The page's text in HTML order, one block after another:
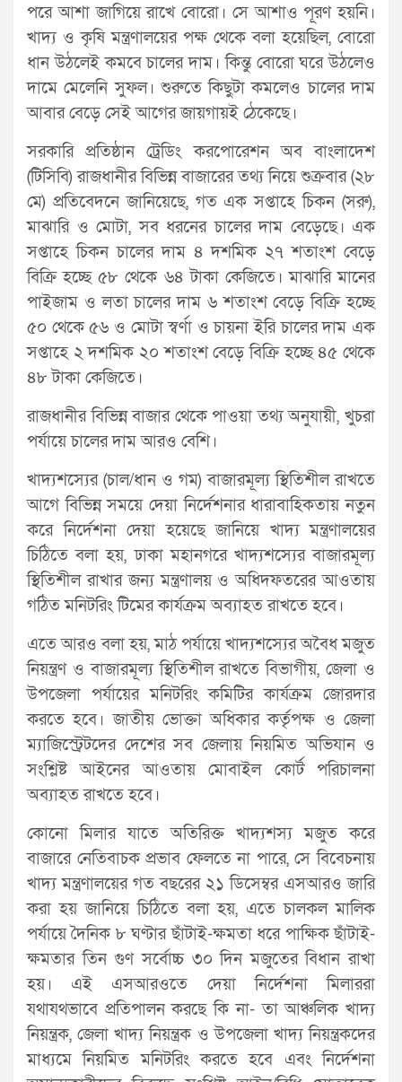
পরে আশা জাগিয়ে রাখে বোরো। সে আশাও পূরণ হয়নি।
খাদ্য ও কৃষি মন্ত্রণালয়ের পক্ষ থেকে বলা হয়েছিল, বোরো
ধান উঠলেই কমবে চালের দাম। কিন্তু বোরো ঘরে উঠলেও
দামে মেলেনি সুফল। শুরুতে কিছুটা কমলেও চালের দাম
আবার বেড়ে সেই আগের জায়গায়ই ঠেকেছে।
সরকারি প্রতিষ্ঠান ট্রেডিং করপোরেশন অব বাংলাদেশ
(টিসিবি) রাজধানীর বিভিন্ন বাজারের তথ্য নিয়ে শুক্রবার (২৮
মে) প্রতিবেদনে জানিয়েছে, গত এক সপ্তাহে চিকন (সরু),
মাঝারি ও মোটা, সব ধরনের চালের দাম বেড়েছে। এক
সপ্তাহে চিকন চালের দাম ৪ দশমিক ২৭ শতাংশ বেড়ে
বিক্রি হচ্ছে ৫৮ থেকে ৬৪ টাকা কেজিতে। মাঝারি মানের
পাইজাম ও লতা চালের দাম ৬ শতাংশ বেড়ে বিক্রি হচ্ছে
৫০ থেকে ৫৬ ও মোটা স্বর্ণা ও চায়না ইরি চালের দাম এক
সপ্তাহে ২ দশমিক ২০ শতাংশ বেড়ে বিক্রি হচ্ছে ৪৫ থেকে
৪৮ টাকা কেজিতে।
রাজধানীর বিভিন্ন বাজার থেকে পাওয়া তথ্য অনুযায়ী, খুচরা
পর্যায়ে চালের দাম আরও বেশি।
খাদ্যশস্যের (চাল/ধান ও গম) বাজারমূল্য স্থিতিশীল রাখতে
আগে বিভিন্ন সময়ে দেয়া নির্দেশনার ধারাবাহিকতায় নতুন
করে নির্দেশনা দেয়া হয়েছে জানিয়ে খাদ্য মন্ত্রণালয়ের
চিঠিতে বলা হয়, ঢাকা মহানগরে খাদ্যশস্যের বাজারমূল্য
স্থিতিশীল রাখার জন্য মন্ত্রণালয় ও অধিদফতরের আওতায়
গঠিত মনিটরিং টিমের কার্যক্রম অব্যাহত রাখতে হবে।
এতে আরও বলা হয়, মাঠ পর্যায়ে খাদ্যশস্যের অবৈধ মজুত
নিয়ন্ত্রণ ও বাজারমূল্য স্থিতিশীল রাখতে বিভাগীয়, জেলা ও
উপজেলা পর্যায়ের মনিটরিং কমিটির কার্যক্রম জোরদার
করতে হবে। জাতীয় ভোক্তা অধিকার কর্তৃপক্ষ ও জেলা
ম্যাজিস্ট্রেটদের দেশের সব জেলায় নিয়মিত অভিযান ও
সংশ্লিষ্ট আইনের আওতায় মোবাইল কোর্ট পরিচালনা
অব্যাহত রাখতে হবে।
কোনো মিলার যাতে অতিরিক্ত খাদ্যশস্য মজুত করে
বাজারে নেতিবাচক প্রভাব ফেলতে না পারে, সে বিবেচনায়
খাদ্য মন্ত্রণালয়ের গত বছরের ২১ ডিসেম্বর এসআরও জারি
করা হয় জানিয়ে চিঠিতে বলা হয়, এতে চালকল মালিক
পর্যায়ে দৈনিক ৮ ঘণ্টার ছাঁটাই-ক্ষমতা ধরে পাক্ষিক ছাঁটাই-
ক্ষমতার তিন গুণ সর্বোচ্চ ৩০ দিন মজুতের বিধান রাখা
হয়। এই এসআরওতে দেয়া নির্দেশনা মিলাররা
যথাযথভাবে প্রতিপালন করছে কি না- তা আঞ্চলিক খাদ্য
নিয়ন্ত্রক, জেলা খাদ্য নিয়ন্ত্রক ও উপজেলা খাদ্য নিয়ন্ত্রকদের
মাধ্যমে নিয়মিত মনিটরিং করতে হবে এবং নির্দেশনা